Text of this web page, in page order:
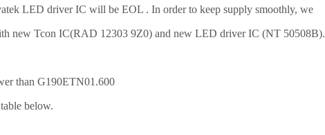
LED driver IC will be EOL . In order to keep supply smoothly, we
new Tcon IC(RAD 12303 9Z0) and new LED driver IC (NT 50508B).
than G190ETN01.600
below.